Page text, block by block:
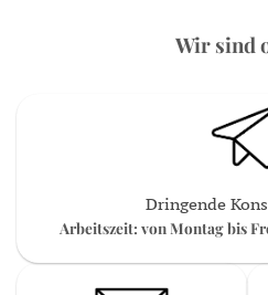
Wir sind
Dringende
Arbeitszeit: von Montag bis